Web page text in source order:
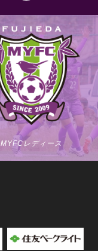
MYFCレディース